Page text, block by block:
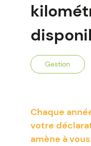
Gestion
Chaque
votre
amène à